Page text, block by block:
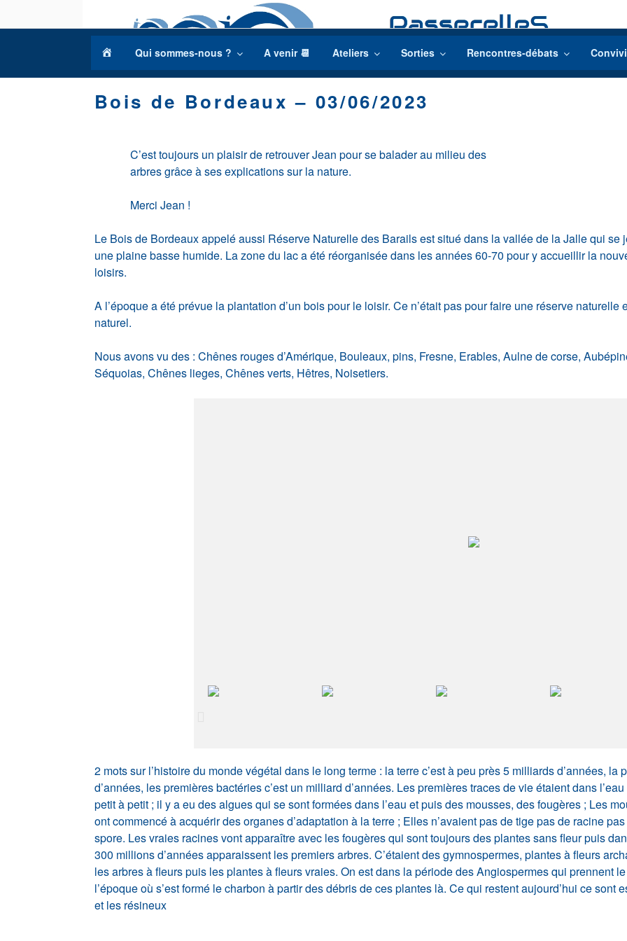
au
c
c
u
e
Qui sommes-nous ? A venir 📆 Ateliers Sorties Rencontres-débats
Bois de Bordeaux – 03/06/2023
C’est toujours un plaisir de retrouver Jean pour se balader au milieu des
arbres grâce à ses explications sur la nature.
Merci Jean !
Le Bois de Bordeaux appelé aussi Réserve Naturelle des Barails est situé dans la vallée de la Jalle qui se
une plaine basse humide. La zone du lac a été réorganisée dans les années 60-70 pour y accueillir la
loisirs.
A l’époque a été prévue la plantation d’un bois pour le loisir. Ce n’était pas pour faire une réserve
naturel.
Nous avons vu des : Chênes rouges d’Amérique, Bouleaux, pins, Fresne, Erables, Aulne de corse,
Séquoias, Chênes lieges, Chênes verts, Hêtres, Noisetiers.
2 mots sur l’histoire du monde végétal dans le long terme : la terre c’est à peu près 5 milliards d’années, la
d’années, les premières bactéries c’est un milliard d’années. Les premières traces de vie étaient dans
petit à petit ; il y a eu des algues qui se sont formées dans l’eau et puis des mousses, des fougères ; Les
ont commencé à acquérir des organes d’adaptation à la terre ; Elles n’avaient pas de tige pas de racine
spore. Les vraies racines vont apparaître avec les fougères qui sont toujours des plantes sans fleur puis
300 millions d’années apparaissent les premiers arbres. C’étaient des gymnospermes, plantes à fleurs
les arbres à fleurs puis les plantes à fleurs vraies. On est dans la période des Angiospermes qui prennent
l’époque où s’est formé le charbon à partir des débris de ces plantes là. Ce qui restent aujourd’hui ce sont
et les résineux